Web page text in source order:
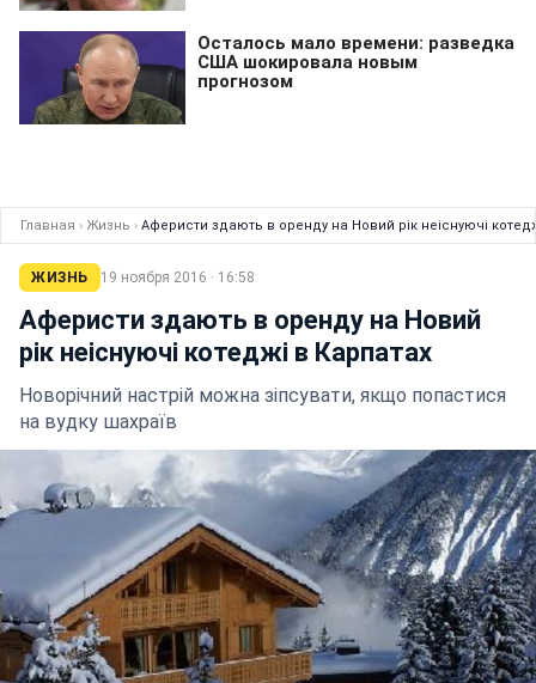
Главная › Жизнь › Аферисти здають в оренду на Новий рік неіснуючі
ЖИЗНЬ 19 ноября 2016 · 16:58
Аферисти здають в оренду на Новий
рік неіснуючі котеджі в Карпатах
Новорічний настрій можна зіпсувати, якщо попастися
на вудку шахраїв